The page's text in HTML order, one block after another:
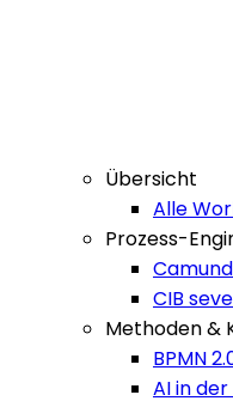
Übersicht
Alle
Prozess-
CIB
Methoden &
BPMN
AI in